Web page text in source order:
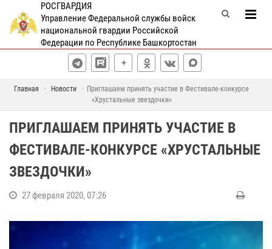
РОСГВАРДИЯ
Управление Федеральной службы войск
национальной гвардии Российской
Федерации по Республике Башкортостан
Главная Новости
Приглашаем принять участие в Фестивале-конкурсе
«Хрустальные звездочки»
ПРИГЛАШАЕМ ПРИНЯТЬ УЧАСТИЕ В
ФЕСТИВАЛЕ-КОНКУРСЕ «ХРУСТАЛЬНЫЕ
ЗВЕЗДОЧКИ»
27 февраля 2020, 07:26